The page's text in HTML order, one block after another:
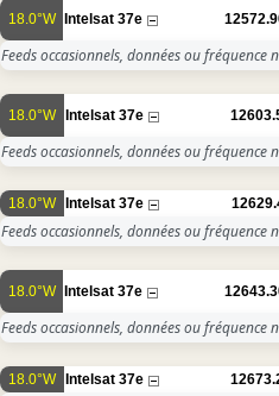
18.0°W Intelsat 37e
Feeds occasionnels, données ou fréquence
18.0°W Intelsat 37e
Feeds occasionnels, données ou fréquence
18.0°W Intelsat 37e
Feeds occasionnels, données ou fréquence
18.0°W Intelsat 37e
Feeds occasionnels, données ou fréquence
18.0°W Intelsat 37e